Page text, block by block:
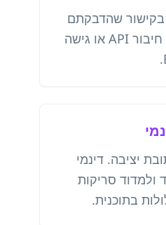
שהדבקתם
ואינו דורש כניסה, חיבור API או גישה
יציבה. דינמי
ולמדוד סריקות
בתוכנית.